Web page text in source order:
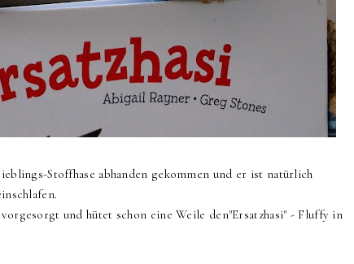
Stoffhase abhanden gekommen und er ist natürlich
und hütet schon eine Weile den"Ersatzhasi" - Fluffy in